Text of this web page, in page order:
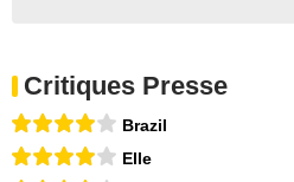
Critiques Presse
Brazil
Elle